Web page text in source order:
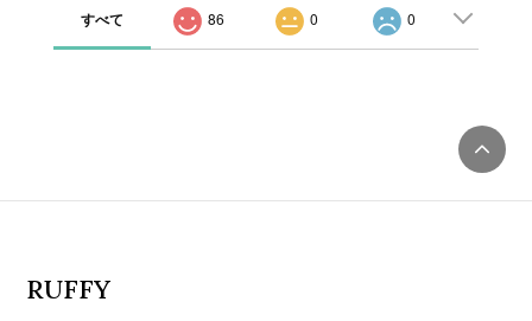
すべて 86 0 0
RUFFY